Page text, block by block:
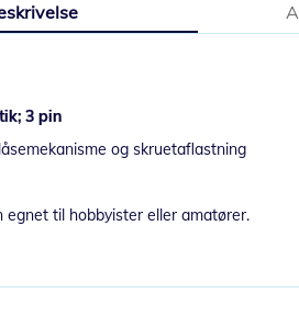
3 pin
og skruetaflastning
egnet til hobbyister eller amatører.